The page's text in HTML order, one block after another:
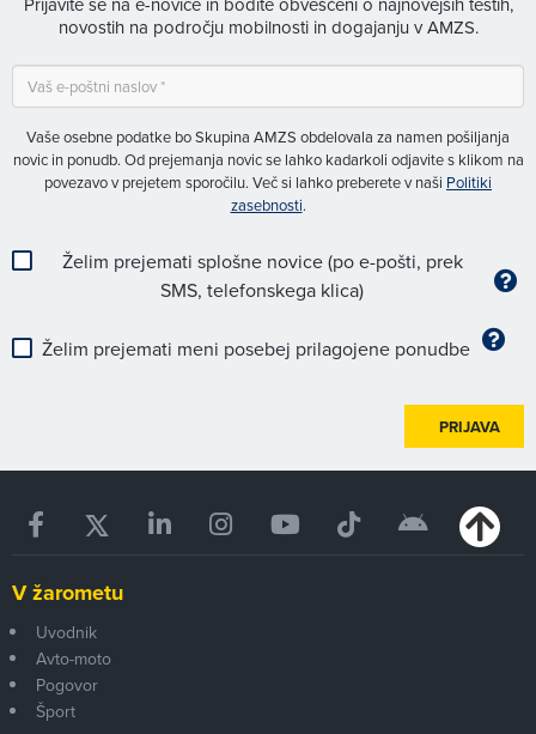
novostih na področju mobilnosti in dogajanju v AMZS.
Vaše osebne podatke bo Skupina AMZS obdelovala za namen pošiljanja
novic in ponudb. Od prejemanja novic se lahko kadarkoli odjavite s klikom na
povezavo v prejetem sporočilu. Več si lahko preberete v naši Politiki
zasebnosti.
Želim prejemati splošne novice (po e-pošti, prek
SMS, telefonskega klica)
Želim prejemati meni posebej prilagojene ponudbe
PRIJAVA
V žarometu
Uvodnik
Avto-moto
Pogovor
Šport